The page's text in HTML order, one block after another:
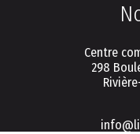
Centre
298